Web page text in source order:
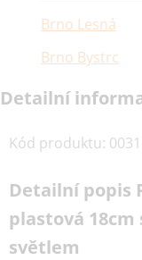
Brno Lesná
Brno Bystrc
Detailní
Kód produktu:
Detailní popis
plastová
světlem